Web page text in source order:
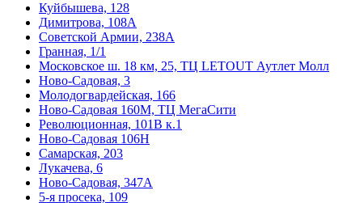
Куйбышева, 128
Димитрова, 108А
Советской Армии, 238А
Гранная, 1/1
Московское ш. 18 км, 25, ТЦ LETOUT Аутлет Молл
Ново-Садовая, 3
Молодогвардейская, 166
Ново-Садовая 160М, ТЦ МегаСити
Революционная, 101В к.1
Ново-Садовая 106Н
Самарская, 203
Лукачева, 6
Ново-Садовая, 347А
5-я просека, 109